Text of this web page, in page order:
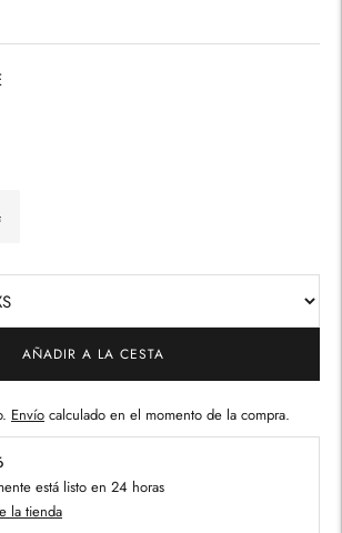
AÑADIR A LA CESTA
Envío calculado en el momento de la compra.
está listo en 24 horas
la tienda